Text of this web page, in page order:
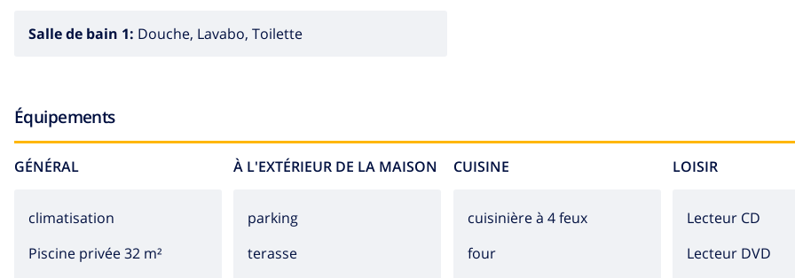
Salle de bain 1: Douche, Lavabo, Toilette
Équipements
GÉNÉRAL
climatisation
Piscine privée 32 m²
À L'EXTÉRIEUR DE LA MAISON
parking
terasse
CUISINE
cuisinière à 4 feux
four
LOISIR
lecteur CD
lecteur DVD